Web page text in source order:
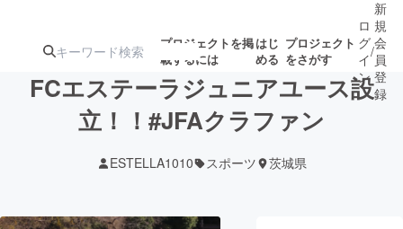
プロジェクトを掲
載するには
はじ
める
プロジェクト
をさがす
ターン
ジェクト
募集終了が近いプ
ロジェクト
ロ
グ
イ
ン
/
新
規
会
員
登
録
FCエステーラジュニアユース設
立！！#JFAクラファン
ESTELLA1010 スポーツ 茨城県